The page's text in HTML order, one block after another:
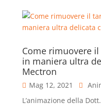
Come rimuovere
in maniera ultra
Mectron
Mag 12, 2021
L’animazione della